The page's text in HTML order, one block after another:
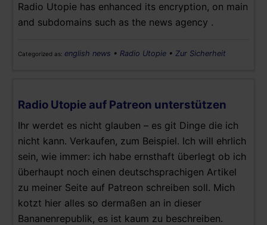
Radio Utopie has enhanced its encryption, on main
and subdomains such as the news agency .
Categorized as: english news • Radio Utopie • Zur Sicherheit
Radio Utopie auf Patreon unterstützen
Ihr werdet es nicht glauben – es git Dinge die ich
nicht kann. Verkaufen, zum Beispiel. Ich will ehrlich
sein, wie immer: ich habe ernsthaft überlegt ob ich
überhaupt noch einen deutschsprachigen Artikel
zu meiner Seite auf Patreon schreiben soll. Mich
kotzt hier alles so dermaßen an in dieser
Bananenrepublik, es ist kaum zu beschreiben.